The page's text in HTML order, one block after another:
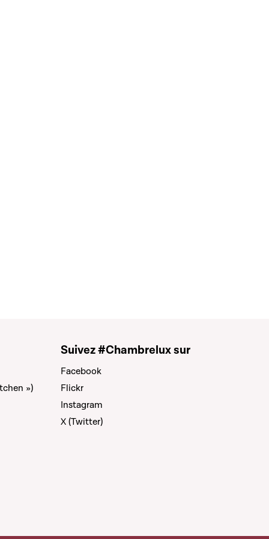
»)
Suivez #Chambrelux sur
Facebook
Flickr
Instagram
X (Twitter)